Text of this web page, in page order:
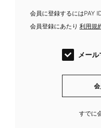
会員に登録するにはPAY
会員登録にあたり 利用規
メー
すでに